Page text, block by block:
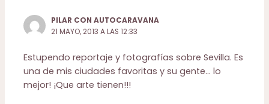
PILAR CON AUTOCARAVANA
21 MAYO, 2013 A LAS 12:33
Estupendo reportaje y fotografías sobre Sevilla. Es
una de mis ciudades favoritas y su gente… lo
mejor! ¡Que arte tienen!!!